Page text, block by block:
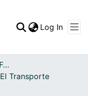
Statistics
Log In
Archivo del Patrimonio Fotográfico y Fílmico del Valle del Cauca
El Transporte